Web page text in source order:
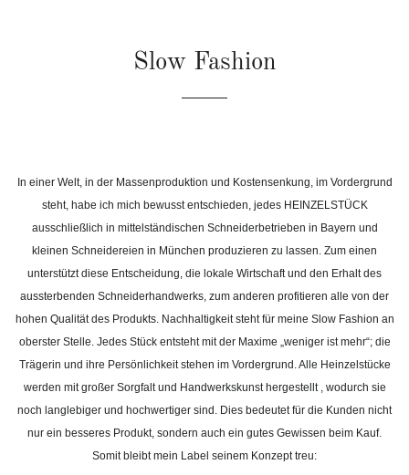
Slow Fashion
In einer Welt, in der Massenproduktion und Kostensenkung, im Vordergrund
steht, habe ich mich bewusst entschieden, jedes HEINZELSTÜCK
ausschließlich in mittelständischen Schneiderbetrieben in Bayern und
kleinen Schneidereien in München produzieren zu lassen. Zum einen
unterstützt diese Entscheidung, die lokale Wirtschaft und den Erhalt des
aussterbenden Schneiderhandwerks, zum anderen profitieren alle von der
hohen Qualität des Produkts. Nachhaltigkeit steht für meine Slow Fashion an
oberster Stelle. Jedes Stück entsteht mit der Maxime „weniger ist mehr“; die
Trägerin und ihre Persönlichkeit stehen im Vordergrund. Alle Heinzelstücke
werden mit großer Sorgfalt und Handwerkskunst hergestellt , wodurch sie
noch langlebiger und hochwertiger sind. Dies bedeutet für die Kunden nicht
nur ein besseres Produkt, sondern auch ein gutes Gewissen beim Kauf.
Somit bleibt mein Label seinem Konzept treu: